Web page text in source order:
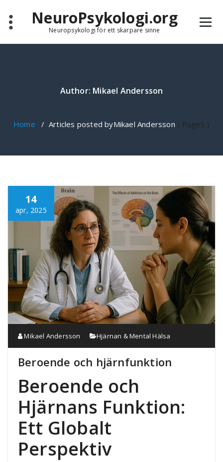
content
NeuroPsykologi.org
Neuropsykologi för ett skarpare sinne
Author: Mikael Andersson
Home /Articles posted byMikael Andersson ( Page5 )
14
apr, 2025
Mikael Andersson Hjärnan & Mental Hälsa
Beroende och hjärnfunktion
Beroende och
Hjärnans Funktion:
Ett Globalt
Perspektiv